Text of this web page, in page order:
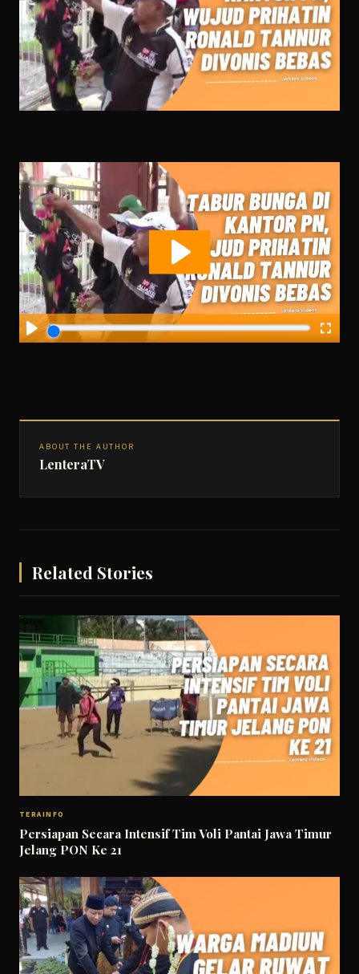
ABOUT THE AUTHOR
LenteraTV
Related Stories
TERAINFO
Persiapan Secara Intensif Tim Voli Pantai Jawa Timur
Jelang PON Ke 21